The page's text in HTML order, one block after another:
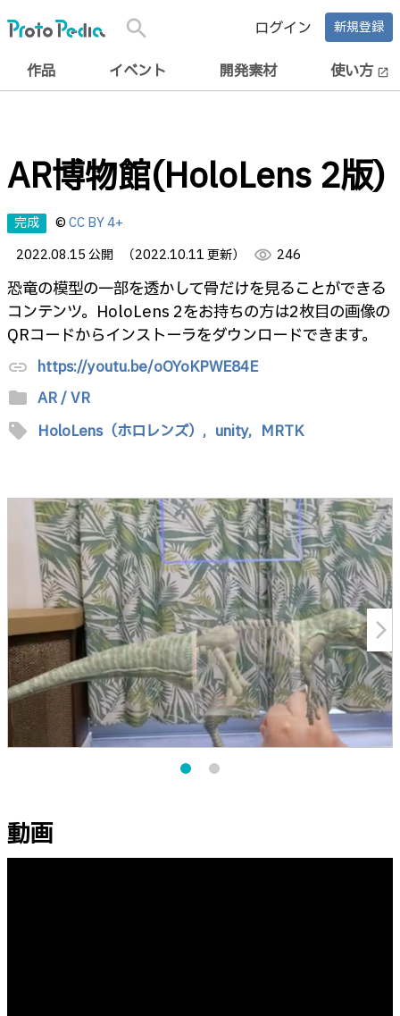
search ログイン 新規登録
作品 イベント 開発素材 使い方 open_in_new
AR博物館(HoloLens 2版)
完成 ©CC BY 4+
2022.08.15 公開
（2022.10.11 更新） visibility 246
恐竜の模型の一部を透かして骨だけを見ることができる
コンテンツ。HoloLens 2をお持ちの方は2枚目の画像の
QRコードからインストーラをダウンロードできます。
link https://youtu.be/oOYoKPWE84E
folder AR / VR
sell HoloLens（ホロレンズ）, unity, MRTK
arrow_forward_ios
動画